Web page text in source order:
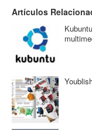
Artículos